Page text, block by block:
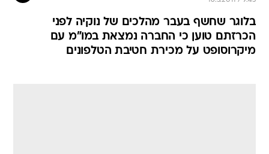
בלוגר שחשף בעבר מהלכים של נוקיה לפני
הכרזתם טוען כי החברה נמצאת במו"מ עם
מיקרוסופט על מכירת חטיבת הטלפונים